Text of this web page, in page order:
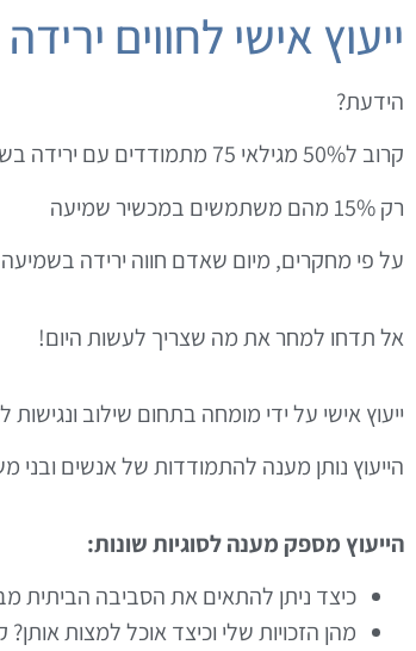
ייעוץ אישי לחווים
הידעת?
קרוב ל50% מגילאי 75 מתמודדים עם ירידה בשמיעה
רק 15% מהם משתמשים במכשיר שמיעה
על פי מחקרים, מיום שאדם חווה ירידה
אל תדחו למחר את מה שצריך לעשות היום!
ייעוץ אישי על ידי מומחה בתחום שילוב
הייעוץ נותן מענה להתמודדות של אנשים
הייעוץ מספק מענה לסוגיות שונות:
כיצד ניתן להתאים את הסביבה הביתית
מהן הזכויות שלי וכיצד אוכל למצות